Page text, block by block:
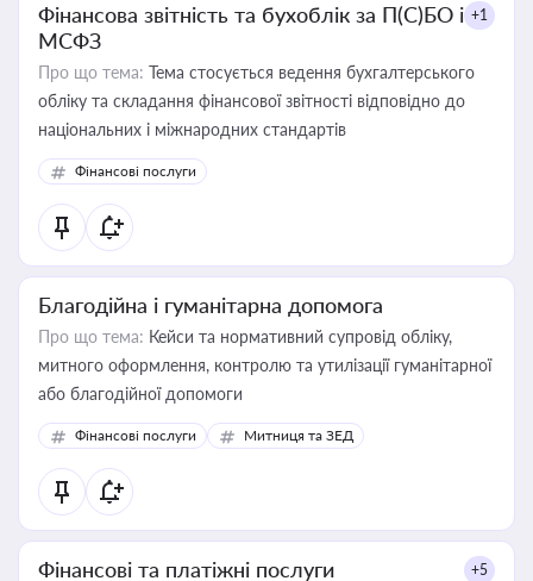
Фінансова звітність та бухоблік за П(С)БО і
МСФЗ
+1
Про що тема: Тема стосується ведення бухгалтерського
обліку та складання фінансової звітності відповідно до
національних і міжнародних стандартів
Фінансові послуги
Благодійна і гуманітарна допомога
Про що тема: Кейси та нормативний супровід обліку,
митного оформлення, контролю та утилізації гуманітарної
або благодійної допомоги
Фінансові послуги Митниця та ЗЕД
Фінансові та платіжні послуги +5